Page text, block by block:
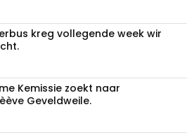
kreg vollegende week wir
Kemissie zoekt naar
Geveldweile.